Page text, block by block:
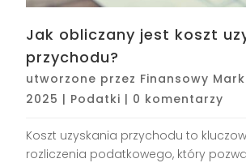
Jak obliczany jest koszt
przychodu?
utworzone przez Finansowy
2025 | Podatki | 0 komentarzy
Koszt uzyskania przychodu to
rozliczenia podatkowego, który